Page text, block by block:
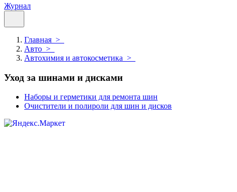
Журнал
Главная >
Авто >
Автохимия и автокосметика >
Уход за шинами и дисками
Наборы и герметики для ремонта шин
Очистители и полироли для шин и дисков